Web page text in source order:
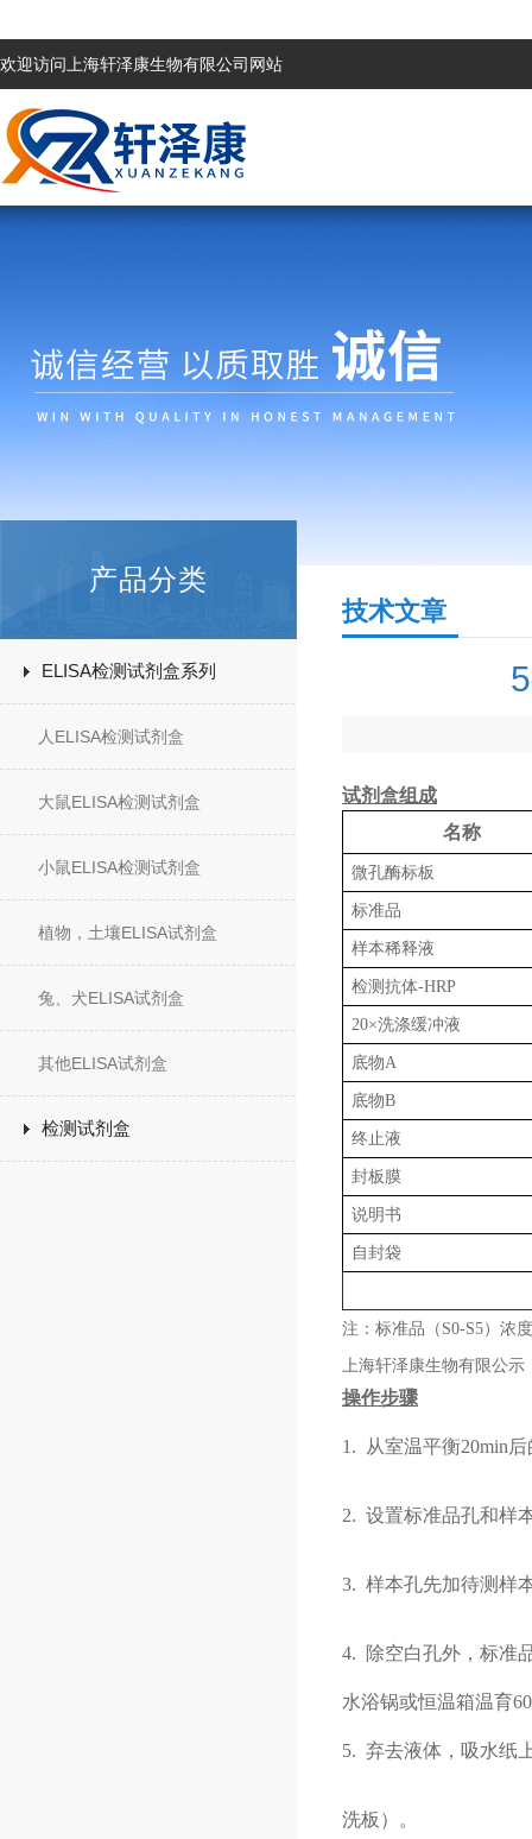
欢迎访问上海轩泽康生物有限公司网站
产品分类
ELISA检测试剂盒系列
人ELISA检测试剂盒
大鼠ELISA检测试剂盒
小鼠ELISA检测试剂盒
植物，土壤ELISA试剂盒
兔、犬ELISA试剂盒
其他ELISA试剂盒
检测试剂盒
技术文章
试剂盒组成
名称
微孔酶标板
标准品
样本稀释液
检测抗体-HRP
20×洗涤缓冲液
底物A
底物B
终止液
封板膜
说明书
自封袋
注：标准品（ S0-S5）浓度
上海轩泽康生物有限公示
操作步骤
1. 从室温平衡20min
2. 设置标准品孔和样
3. 样本孔先加待测样
4. 除空白孔外， 标准
水浴锅或恒温箱温育
5. 弃去液体，吸水纸
洗板）。